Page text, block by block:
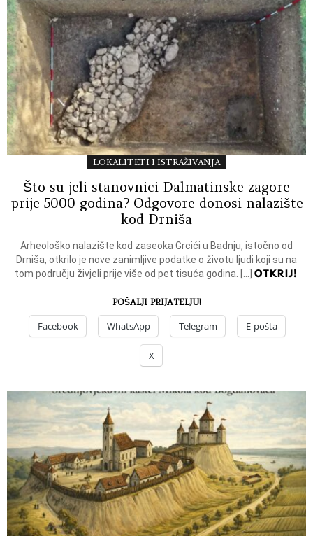
LOKALITETI I ISTRAŽIVANJA
Što su jeli stanovnici Dalmatinske zagore
prije 5000 godina? Odgovore donosi nalazište
kod Drniša
Arheološko nalazište kod zaseoka Grcići u Badnju, istočno od
Drniša, otkrilo je nove zanimljive podatke o životu ljudi koji su na
tom području živjeli prije više od pet tisuća godina. […]OTKRIJ!
POŠALJI PRIJATELJU!
Facebook WhatsApp Telegram E-pošta
X